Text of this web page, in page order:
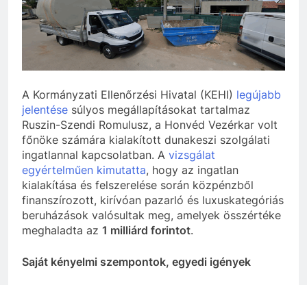
a Tisza Világ
applikáció
botránya
10 Hónap Ezelőtt
Dobrev programot
hirdet, a Tisza a Dunán
hajókázik
10 Hónap Ezelőtt
A Kormányzati Ellenőrzési Hivatal (KEHI) legújabb
jelentése súlyos megállapításokat tartalmaz
Ruszin-Szendi Romulusz, a Honvéd Vezérkar volt
főnöke számára kialakított dunakeszi szolgálati
ingatlannal kapcsolatban. A vizsgálat
egyértelműen kimutatta, hogy az ingatlan
kialakítása és felszerelése során közpénzből
finanszírozott, kirívóan pazarló és luxuskategóriás
beruházások valósultak meg, amelyek összértéke
meghaladta az 1 milliárd forintot.
Saját kényelmi szempontok, egyedi igények